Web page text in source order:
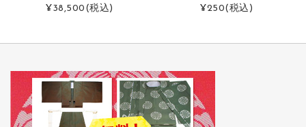
¥38,500 (税込) ¥250(税込)